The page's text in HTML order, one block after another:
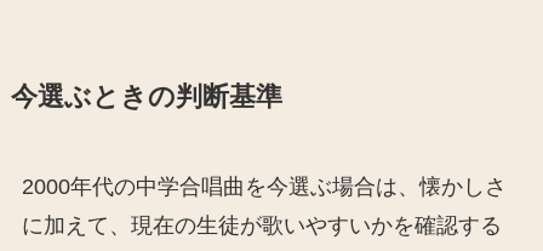
今選ぶときの判断基準
2000年代の中学合唱曲を今選ぶ場合は、懐かしさ
に加えて、現在の生徒が歌いやすいかを確認する